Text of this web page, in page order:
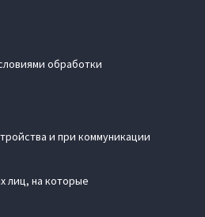
обработки
и при коммуникации
лиц, на которые